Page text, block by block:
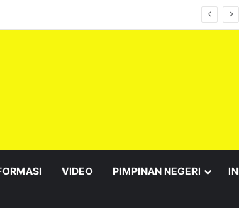
VIDEO PIMPINAN NEGERI